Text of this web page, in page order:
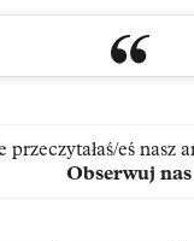
przeczytałaś/eś nasz
Obserwuj